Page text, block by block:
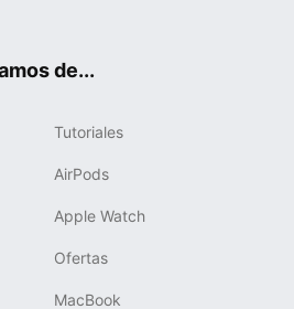
de...
Tutoriales
AirPods
Apple Watch
Ofertas
MacBook